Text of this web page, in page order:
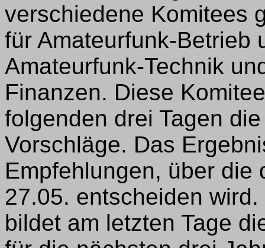
verschiedene Komitees
für Amateurfunk-Betrieb
Amateurfunk-Technik
Finanzen. Diese
folgenden drei Tagen
Vorschläge. Das
Empfehlungen, über die
27.05. entscheiden
bildet am letzten Tage